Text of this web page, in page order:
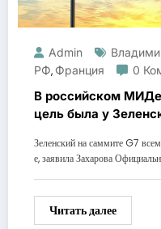
Admin
РФ, Франция 0
В российском МИДе
цель была у
Зеленский на саммите G7
е, заявила Захарова
Читать далее